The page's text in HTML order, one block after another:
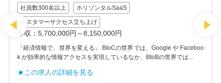
や Faceboo
界では...
社員数300名以上 ホリゾンタルSaaS
オンボーディング業務中心
年収：5,100,000円～8,150,000円
「経済情報で、世界を変える」 BtoCの世界では、Google
k が効率的な情報アクセスを実現しているなか、BtoBの世界
★この求人の詳細を見る